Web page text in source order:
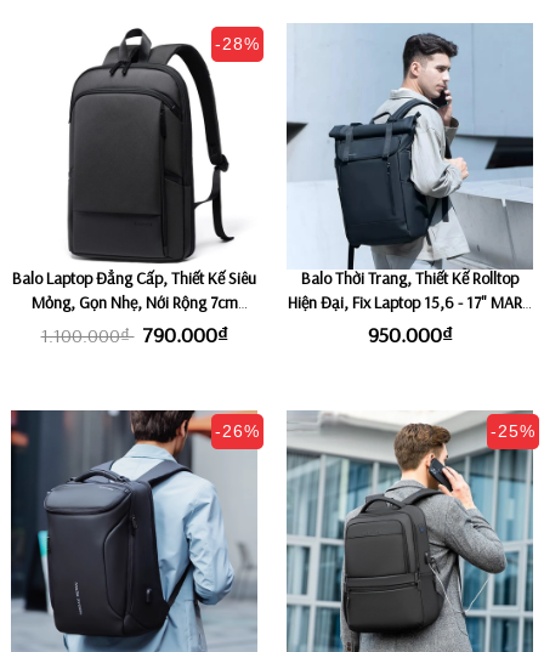
-28%
Balo Laptop Đẳng Cấp, Thiết Kế Siêu
Mỏng, Gọn Nhẹ, Nới Rộng 7cm
BANGE THIN SMART - Black
1.100.000₫ 790.000₫
Balo Thời Trang, Thiết Kế Rolltop
Hiện Đại, Fix Laptop 15,6 - 17" MARK
RYDEN URBAN
950.000₫
-26% -25%